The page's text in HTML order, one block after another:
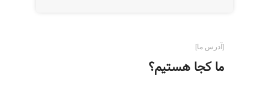
[آدرس ما]
ما کجا هستیم؟